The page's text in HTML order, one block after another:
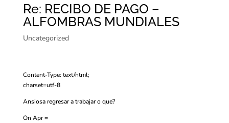
Re: RECIBO DE PAGO –
ALFOMBRAS MUNDIALES
Uncategorized
Content-Type: text/html;
charset=utf-8
Ansiosa regresar a trabajar o que?
On Apr =